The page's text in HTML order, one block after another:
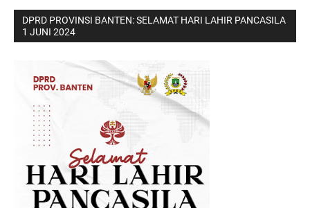
DPRD PROVINSI BANTEN: SELAMAT HARI LAHIR PANCASILA
1 JUNI 2024